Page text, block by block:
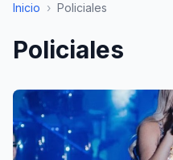
Inicio › Policiales
Policiales